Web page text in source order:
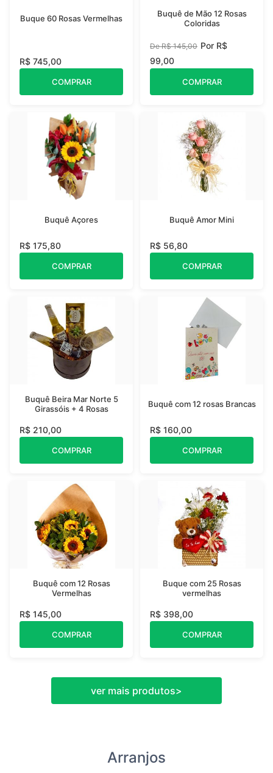
Buque 60 Rosas Vermelhas
R$ 745,00
COMPRAR
Buquê de Mão 12 Rosas
Coloridas
De R$ 145,00 Por R$
99,00
COMPRAR
Buquê Açores
R$ 175,80
COMPRAR
Buquê Amor Mini
R$ 56,80
COMPRAR
Buquê Beira Mar Norte 5
Girassóis + 4 Rosas
R$ 210,00
COMPRAR
Buquê com 12 rosas Brancas
R$ 160,00
COMPRAR
Buquê com 12 Rosas
Vermelhas
R$ 145,00
COMPRAR
Buque com 25 Rosas
vermelhas
R$ 398,00
COMPRAR
ver mais produtos>
Arranjos